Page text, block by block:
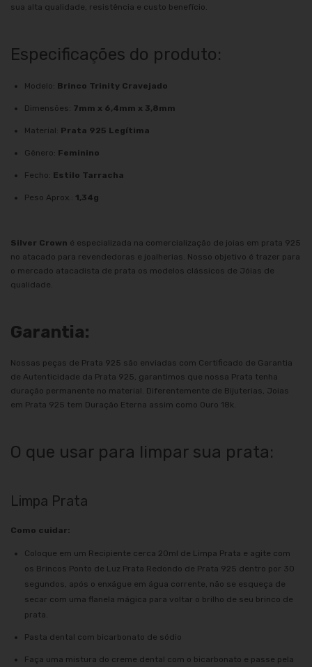
sua alta qualidade, resistência e custo benefício.
Especificações do produto:
Modelo: Brinco Trinity Cravejado
Dimensões: 7mm x 6,4mm x 3,8mm
Material: Prata 925 Legítima
Gênero: Feminino
Fecho: Estilo Tarracha
Peso Aprox.: 1,34g
Silver Crown é especializada na comercialização de joias em prata 925
no atacado para revendedoras e joalherias. Nosso objetivo é trazer para
o mercado atacadista de prata os modelos clássicos de Jóias de
qualidade.
Garantia:
Nossas peças de Prata 925 são enviadas com Certificado de Garantia
de Autenticidade da Prata 925, garantimos que nossa Prata tenha
duração permanente no material. Diferentemente de Bijuterias, Joias
em Prata 925 tem Duração Eterna assim como Ouro 18k.
O que usar para limpar sua prata:
Limpa Prata
Como cuidar:
Coloque em um Recipiente cerca 20ml de Limpa Prata e agite com
os Brincos Ponto de Luz Prata Redondo de Prata 925 dentro por 30
segundos, após o enxágue em água corrente, não se esqueça de
secar com uma flanela mágica para voltar o brilho de seu brinco de
prata.
Pasta dental com bicarbonato de sódio
Faça uma mistura do creme dental com o bicarbonato e passe pela